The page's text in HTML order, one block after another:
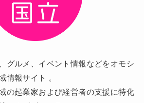
グルメ、イベント情報などをオモシ
情報サイト 。
の起業家および経営者の支援に特化